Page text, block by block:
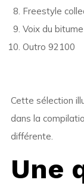
Freestyle
Voix du bitume
Outro 92100
Cette sélection
dans la
différente.
Une